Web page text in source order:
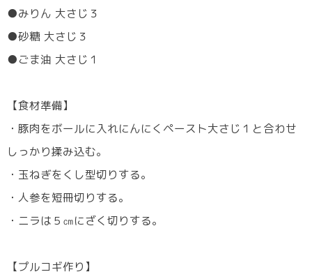
●みりん 大さじ３
●砂糖 大さじ３
●ごま油 大さじ１
【食材準備】
・豚肉をボールに入れにんにくペースト大さじ１と合わせ
しっかり揉み込む。
・玉ねぎをくし型切りする。
・人参を短冊切りする。
・ニラは５㎝にざく切りする。
【プルコギ作り】